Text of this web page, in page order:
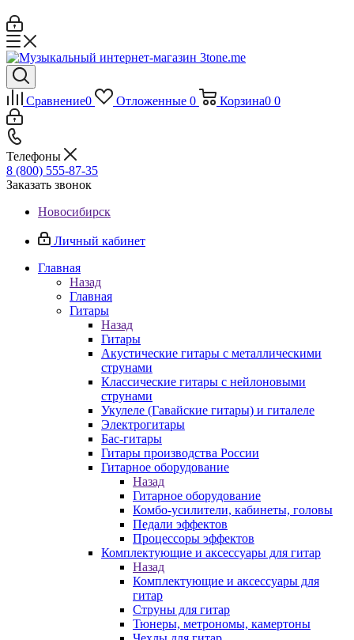
Сравнение0 Отложенные 0 Корзина0 0
Телефоны
8 (800) 555-87-35
Заказать звонок
Новосибирск
Личный кабинет
Главная
Назад
Главная
Гитары
Назад
Гитары
Акустические гитары с металлическими
струнами
Классические гитары с нейлоновыми
струнами
Укулеле (Гавайские гитары) и гиталеле
Электрогитары
Бас-гитары
Гитары производства России
Гитарное оборудование
Назад
Гитарное оборудование
Комбо-усилители, кабинеты, головы
Педали эффектов
Процессоры эффектов
Комплектующие и аксессуары для гитар
Назад
Комплектующие и аксессуары для
гитар
Струны для гитар
Тюнеры, метрономы, камертоны